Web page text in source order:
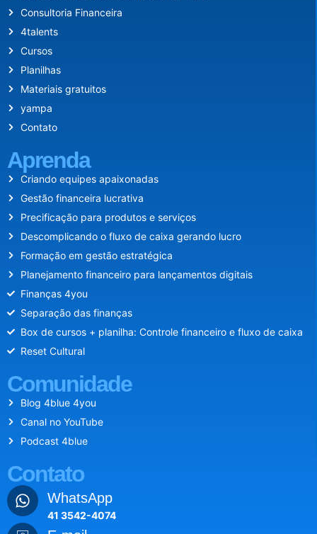
Consultoria Financeira
4talents
Cursos
Planilhas
Materiais gratuitos
yampa
Contato
Aprenda
Criando equipes apaixonadas
Gestão financeira lucrativa
Precificação para produtos e serviços
Descomplicando o fluxo de caixa gerando lucro
Formação em gestão estratégica
Planejamento financeiro para lançamentos digitais
Finanças 4you
Separação das finanças
Box de cursos + planilha: Controle financeiro e fluxo de caixa
Reset Cultural
Comunidade
Blog 4blue 4you
Canal no YouTube
Podcast 4blue
Contato
WhatsApp
41 3542-4074